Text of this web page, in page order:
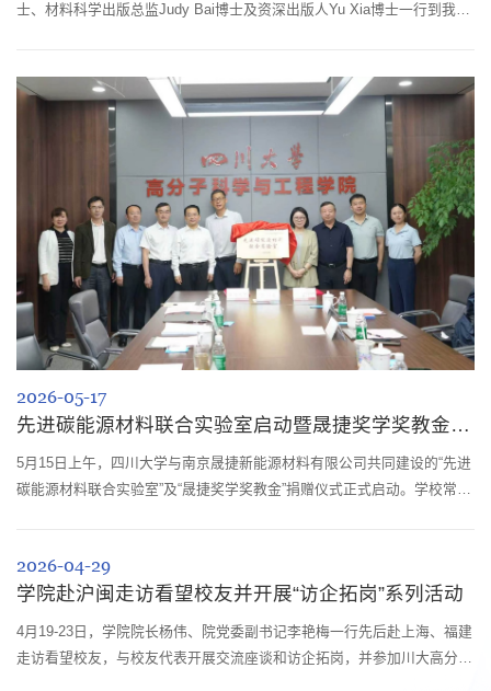
士、材料科学出版总监Judy Bai博士及资深出版人Yu Xia博士一行到我院
宪，院长杨伟、副院长李乙文及相关人员参加会议。会议由李乙文主持。
座谈环节，双方围绕先进高分子材料领域学术期刊建设、高质量科研成果
发表、国际学...
2026-05-17
先进碳能源材料联合实验室启动暨晟捷奖学奖教金捐赠仪式圆满举行
5月15日上午，四川大学与南京晟捷新能源材料有限公司共同建设的“先进
碳能源材料联合实验室”及“晟捷奖学奖教金”捐赠仪式正式启动。学校常务
领导及其他工作人员参加会议。活动由学院院长杨伟主持。褚良银代表学
校对南京江北新区浦口开发区及南京晟捷新能源材料有限公司的支持表示
2026-04-29
学院赴沪闽走访看望校友并开展“访企拓岗”系列活动
4月19-23日，学院院长杨伟、院党委副书记李艳梅一行先后赴上海、福建
走访看望校友，与校友代表开展交流座谈和访企拓岗，并参加川大高分子